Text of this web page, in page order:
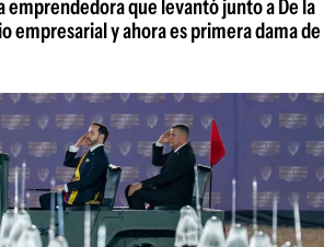
emprendedora que levantó junto a De la
empresarial y ahora es primera dama de